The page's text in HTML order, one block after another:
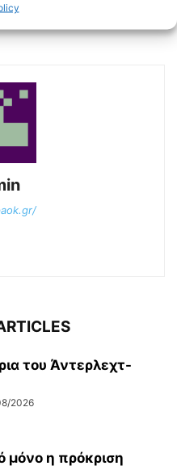
του Άντερλεχτ-
2026
μόνο η πρόκριση